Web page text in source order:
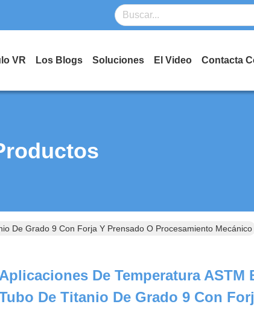
VR Los Blogs Soluciones El Video
De Grado 9 Con Forja Y Prensado O Procesamiento Mecánico
Aplicaciones De Temperatura ASTM
De Titanio De Grado 9 Con